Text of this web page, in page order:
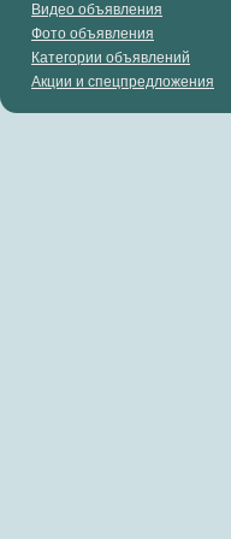
Видео объявления
Фото объявления
Категории объявлений
Акции и спецпредложения